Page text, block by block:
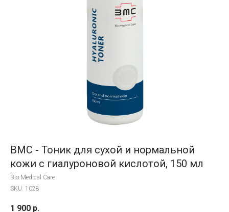
BMC - Тоник для сухой и нормальной
кожи с гиалуроновой кислотой, 150 мл
Bio Medical Care
SKU: 1028
1 900 р.